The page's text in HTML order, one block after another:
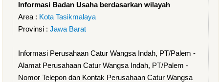
Informasi Badan Usaha berdasarkan wilayah
Area : Kota Tasikmalaya
Provinsi : Jawa Barat
Informasi Perusahaan Catur Wangsa Indah, PT/Palem -
Alamat Perusahaan Catur Wangsa Indah, PT/Palem -
Nomor Telepon dan Kontak Perusahaan Catur Wangsa